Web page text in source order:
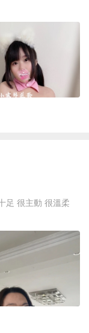
足 很主動 很溫柔